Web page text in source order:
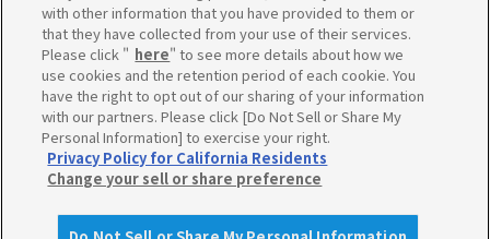
長崎県／@WISH
長崎県／YSP長崎
熊本県／YSP熊本
大分県／YSP大分
沖縄県／YSP那覇曙
Yamaha Motor Co., Ltd.
with other information that you have provided to them or
that they have collected from your use of their services.
Please click " here" to see more details about how we
use cookies and the retention period of each cookie. You
have the right to opt out of our sharing of your information
with our partners. Please click [Do Not Sell or Share My
Personal Information] to exercise your right.
Privacy Policy for California Residents
Change your sell or share preference